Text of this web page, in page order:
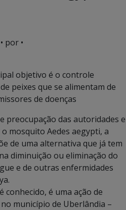
• por •
objetivo é o controle
peixes que se alimentam de
de doenças
preocupação das autoridades e
mosquito Aedes aegypti, a
de uma alternativa que já tem
diminuição ou eliminação do
e de outras enfermidades
é uma ação de
município de Uberlândia –